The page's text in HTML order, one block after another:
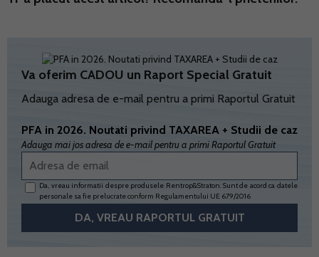
Va oferim CADOU un Raport Special Gratuit
Adauga adresa de e-mail pentru a primi Raportul Gratuit
PFA in 2026. Noutati privind TAXAREA + Studii de caz
Adauga mai jos adresa de e-mail pentru a primi Raportul Gratuit
Da, vreau informatii despre produsele Rentrop&Straton. Sunt de acord ca datele
personale sa fie prelucrate conform Regulamentului UE 679/2016